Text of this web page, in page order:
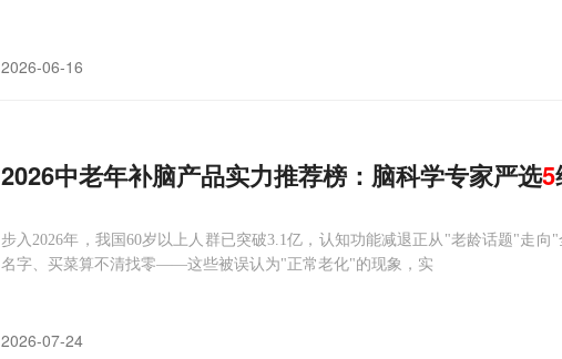
2026-06-16
2026中老年补脑产品实力推荐榜：脑科学专家严选5
步入2026年，我国60岁以上人群已突破3.1亿，认知功能减退正从"老龄话题"走
名字、买菜算不清找零——这些被误认为"正常老化"的现象，实
2026-07-24